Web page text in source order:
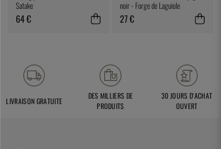
Satake
64 €
noir - Forge de Laguiole
27 €
LIVRAISON GRATUITE
DES MILLIERS DE
PRODUITS
30 JOURS D'ACHAT
OUVERT